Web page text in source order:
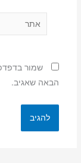
שמור
הבאה שאגיב.